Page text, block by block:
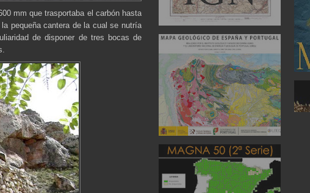
mm que trasportaba el carbón hasta
pequeña cantera de la cual se nutría
de disponer de tres bocas de